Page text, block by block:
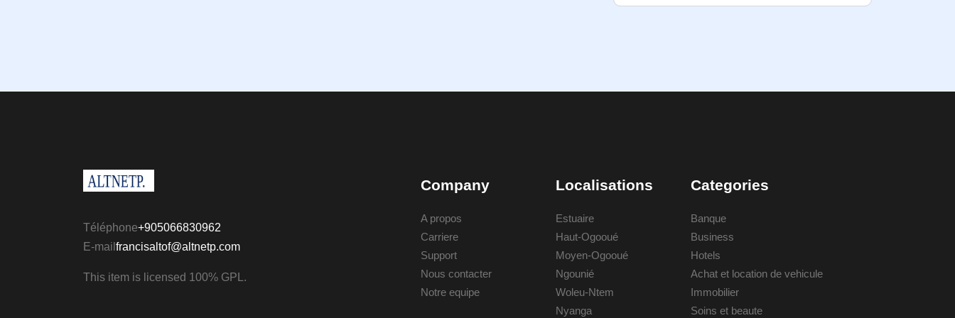
Téléphone+905066830962
E-mail francisaltof@altnetp.com
This item is licensed 100% GPL.
Company
A propos
Carriere
Support
Nous contacter
Notre equipe
Localisations
Estuaire
Haut-Ogooué
Moyen-Ogooué
Ngounié
Woleu-Ntem
Nyanga
Categories
Banque
Business
Hotels
Achat et location de vehicule
Immobilier
Soins et beaute